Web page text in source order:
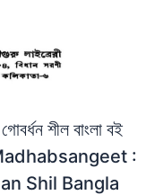
শীল বাংলা বই
:
Shil Bangla